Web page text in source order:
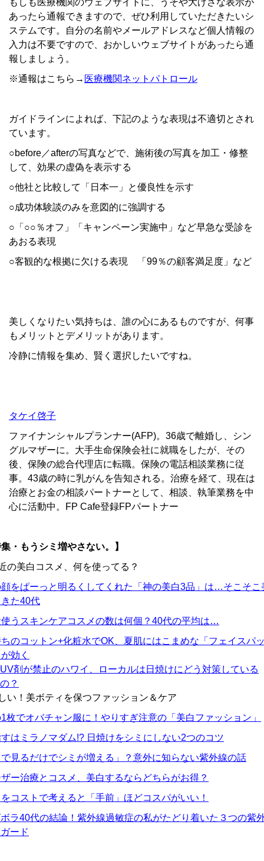
もしも医療機関のウェブサイトに、うそや大げさな表示が
あったら通報できますので、ぜひ利用していただきたいシ
ステムです。自分の名前やメールアドレスなど個人情報の
入力は不要ですので、おかしいウェブサイトがあったら通
報しましょう。
※通報はこちら→ 医療機関ネットパトロール
ガイドラインによれば、下記のような表現は不適切とされ
ています。
○before／afterの写真などで、施術後の写真を加工・修整
して、効果の虚偽を表示する
○他社と比較して「日本一」と優良性を示す
○成功体験談のみを意図的に強調する
○「○○％オフ」「キャンペーン実施中」など早急な受診を
あおる表現
○客観的な根拠に欠ける表現 「99％の顧客満足度」など
美しくなりたい気持ちは、誰の心にあるものですが、何事
もメリットとデメリットがあります。
冷静に情報を集め、賢く選択したいですね。
タケイ啓子
ファイナンシャルプランナー(AFP)。36歳で離婚し、シン
グルマザーに。大手生命保険会社に就職をしたが、その
後、保険の総合代理店に転職。保険の電話相談業務に従
事。43歳の時に乳がんを告知される。治療を経て、現在は
治療とお金の相談パートナーとして、相談、執筆業務を中
心に活動中。FP Cafe登録FPパートナー
・もうシミ増やさない。】
の美白コスメ、何を使ってる？
をぱーっと明るくしてくれた「神の美白3品」は…そこそこ
た40代
うスキンケアコスメの数は何個？40代の平均は…
のコットン+化粧水でOK、夏肌にはこまめな「フェイスパ
効く
UV剤が禁止のハワイ、ローカルは日焼けにどう対策している
の？
い！美ボティを保つファッション＆ケア
枚でオバチャン服に！やりすぎ注意の「美白ファッション」
はミラノマダム!? 日焼けをシミにしない2つのコツ
見るだけでシミが増える」？意外に知らない紫外線の話
ー治療とコスメ、美白するならどちらがお得？
コストで考えると「手前」ほどコスパがいい！
ラ40代の結論！ 紫外線過敏症の私がたどり着いた３つの紫
ード